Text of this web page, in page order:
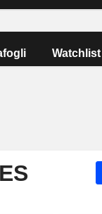
Watchlist